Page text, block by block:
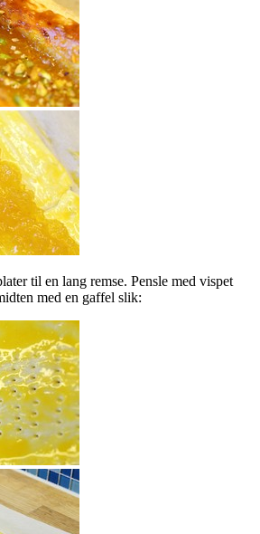
til en lang remse. Pensle med vispet
med en gaffel slik: